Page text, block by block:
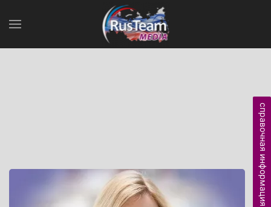
справочная информация